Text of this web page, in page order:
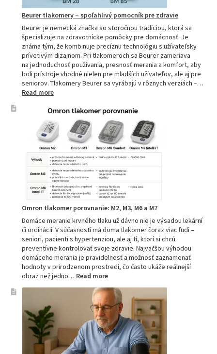
Beurer tlakomery – spoľahlivý pomocník pre zdravie
Beurer je nemecká značka so storočnou tradíciou, ktorá sa
špecializuje na zdravotnícke pomôcky pre domácnosť. Je
známa tým, že kombinuje precíznu technológiu s užívateľsky
prívetivým dizajnom. Pri tlakomeroch sa Beurer zameriava
na jednoduchosť používania, presnosť merania a komfort, aby
boli prístroje vhodné nielen pre mladších užívateľov, ale aj pre
seniorov. Tlakomery Beurer sa vyrábajú v rôznych verziách –…
Read more:
tlakomery
spoľahlivý
pomocník
pre
zdravie
Omron tlakomer porovnanie: M2, M3, M6 a M7
Domáce meranie krvného tlaku už dávno nie je výsadou lekární
či ordinácií. V súčasnosti má doma tlakomer čoraz viac ľudí –
seniori, pacienti s hypertenziou, ale aj tí, ktorí si chcú
preventívne kontrolovať svoje zdravie. Najväčšou výhodou
domáceho merania je pravidelnosť a možnosť zaznamenať
hodnoty v prirodzenom prostredí, čo často ukáže reálnejší
obraz než jedno… Read more:
tlakomer
porovnanie:
M2,
M3,
M6
a
M7